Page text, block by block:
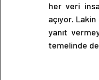
her veri
açıyor.
yanıt
temelinde